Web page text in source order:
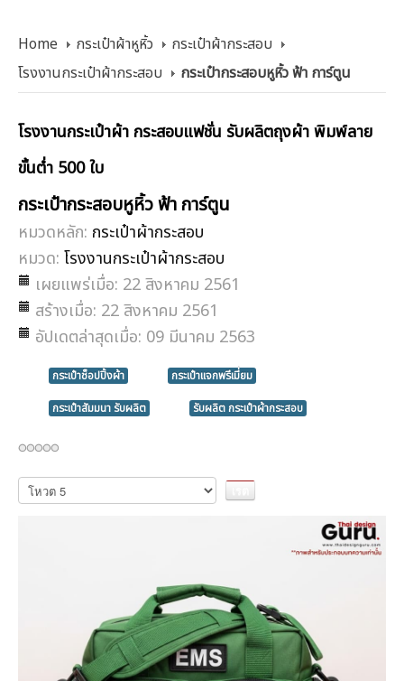
Home กระเป๋าผ้าหูหิ้ว
กระเป๋าผ้ากระสอบ
โรงงานกระเป๋าผ้ากระสอบ
กระเป๋ากระสอบหูหิ้ว ฟ้า การ์ตูน
โรงงานกระเป๋าผ้า กระสอบแฟชั่น รับผลิตถุงผ้า พิมพ์ลาย
ขั้นต่ำ 500 ใบ
กระเป๋ากระสอบหูหิ้ว ฟ้า การ์ตูน
หมวดหลัก: กระเป๋าผ้ากระสอบ
หมวด: โรงงานกระเป๋าผ้ากระสอบ
เผยแพร่เมื่อ: 22 สิงหาคม 2561
สร้างเมื่อ: 22 สิงหาคม 2561
อัปเดตล่าสุดเมื่อ: 09 มีนาคม 2563
กระเป๋าช็อปปิ้งผ้า
กระเป๋าแจกพรีเมี่ยม
กระเป๋าสัมมนา รับผลิต
รับผลิต กระเป๋าผ้ากระสอบ
กรุณา
ให้